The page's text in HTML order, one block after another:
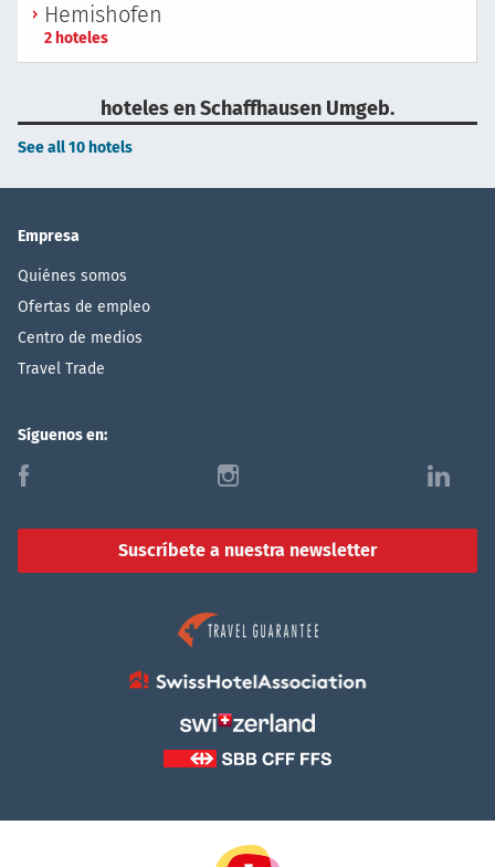
Hemishofen
2 hoteles
hoteles en Schaffhausen Umgeb.
See all 10 hotels
Empresa
Quiénes somos
Ofertas de empleo
Centro de medios
Travel Trade
Síguenos en:
f i l
Suscríbete a nuestra newsletter